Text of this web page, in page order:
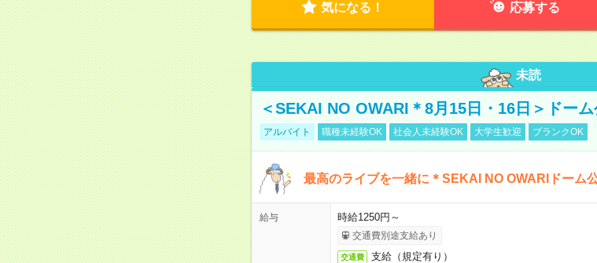
気になる！ 応募する
未読
＜SEKAI NO OWARI＊8月15日・16日＞ドー
アルバイト 職種未経験OK 社会人未経験OK 大学生歓迎 ブランクOK
最高のライブを一緒に＊SEKAI NO OWARIドーム
給与 時給1250円～
交通費別途支給あり
交通費 支給（規定有り）